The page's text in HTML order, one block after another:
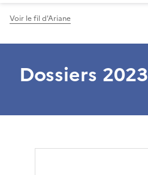
Voir le fil d'Ariane
Dossiers 2023